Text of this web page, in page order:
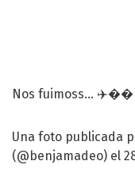
Nos fuimoss...
Una foto publicada
(@benjamadeo) el